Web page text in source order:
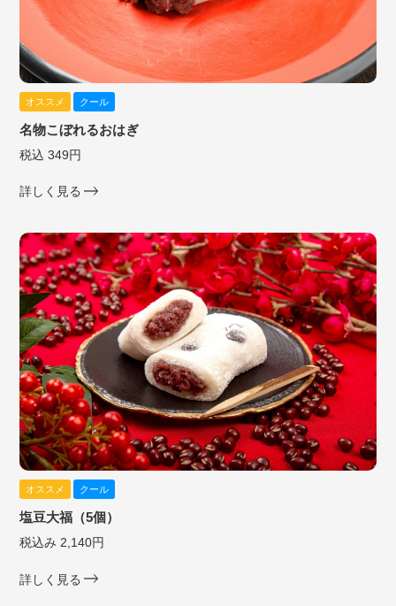
オススメ クール
名物こぼれるおはぎ
税込 349円
詳しく見る
オススメ クール
塩豆大福（5個）
税込み 2,140円
詳しく見る